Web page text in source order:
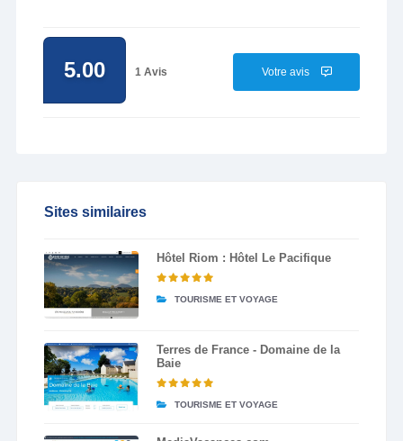
5.00 1 Avis Votre avis
Sites similaires
Hôtel Riom : Hôtel Le Pacifique
TOURISME ET VOYAGE
Terres de France - Domaine de la
Baie
TOURISME ET VOYAGE